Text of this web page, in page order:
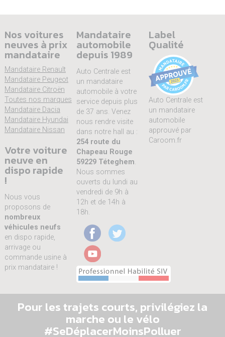
Nos voitures
neuves à prix
mandataire
Mandataire Renault
Mandataire Peugeot
Mandataire Citroën
Toutes nos marques
Mandataire Dacia
Mandataire Hyundai
Mandataire Nissan
Votre voiture
neuve en
dispo rapide
!
Nous vous
proposons de
nombreux
véhicules neufs
en dispo rapide,
arrivage ou
commande usine à
prix mandataire !
Mandataire
automobile
depuis 1989
Auto Centrale est
un mandataire
automobile à votre
service depuis plus
de 37 ans. Venez
nous rendre visite
dans notre hall au :
254 route du
Chapeau Rouge
59229 Téteghem.
Nous sommes
ouverts du lundi au
vendredi de 9h à
12h et de 14h à
18h.
Label
Qualité
Auto Centrale est
un mandataire
automobile
approuvé par
Caroom.fr
Pour les trajets courts, privilégiez la
marche ou le vélo
#SeDéplacerMoinsPolluer